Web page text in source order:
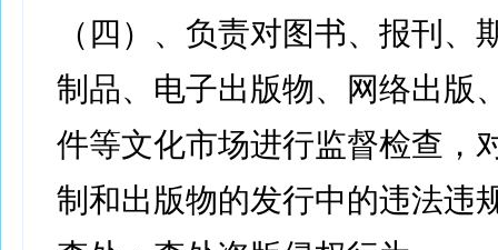
（四）、负责对图书、报刊、
制品、电子出版物、网络出版
件等文化市场进行监督检查，
制和出版物的发行中的违法违